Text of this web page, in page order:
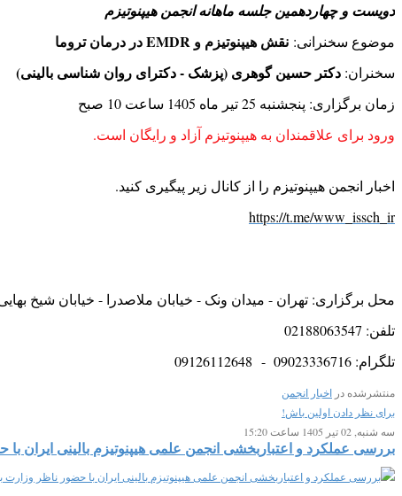
دویست و چهاردهمین جلسه ماهانه انجمن هیپنوتیزم
موضوع سخنرانی: نقش هیپنوتیزم و EMDR در درمان تروما
سخنران: دکتر حسین گوهری (پزشک - دکترای روان شناسی بالینی)
زمان برگزاری: پنجشنبه 25 تیر ماه 1405 ساعت 10 صبح
ورود برای علاقمندان به هیپنوتیزم آزاد و رایگان است.
اخبار انجمن هیپنوتیزم را از کانال زیر پیگیری کنید.
https://t.me/www_issch_ir
محل برگزاری: تهران - میدان ونک - خیابان ملاصدرا - خیابان شیخ بهایی شمالی - کوچه شهانقی- پلاک ۱۲ -
تلفن: 02188063547
تلگرام: 09023336716 - 09126112648
منتشرشده در اخبار انجمن
برای نظر دادن اولین باش!
سه شنبه, 02 تیر 1405 ساعت 15:20
بررسی عملکرد و اعتباربخشی انجمن علمی هیپنوتیزم بالینی ایران